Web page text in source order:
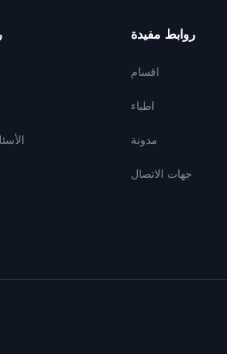
روابط مفيدة
اقسام
اطباء
مدونة
جهات الاتصال